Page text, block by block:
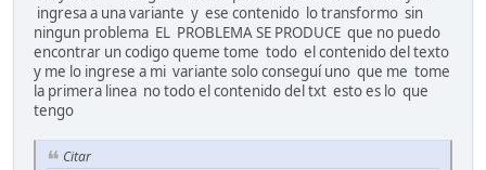
ingresa a una variante y ese contenido lo transformo sin
ningun problema EL PROBLEMA SE PRODUCE que no puedo
encontrar un codigo queme tome todo el contenido del texto
y me lo ingrese a mi variante solo conseguí uno que me tome
la primera linea no todo el contenido del txt esto es lo que
tengo
Citar